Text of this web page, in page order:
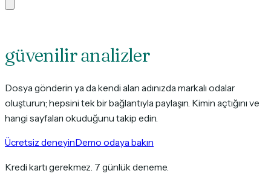
güvenilir analizler.
Dosya gönderin ya da kendi alan adınızda markalı odalar
oluşturun; hepsini tek bir bağlantıyla paylaşın. Kimin açtığını ve
hangi sayfaları okuduğunu takip edin.
Ücretsiz deneyinDemo odaya bakın
Kredi kartı gerekmez. 7 günlük deneme.